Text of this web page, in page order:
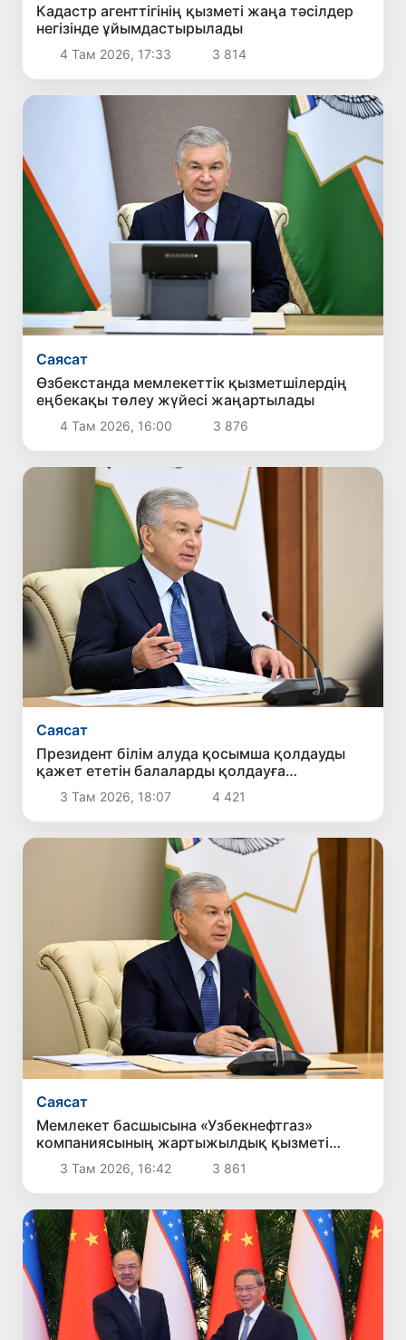
Кадастр агенттігінің қызметі жаңа тәсілдер
негізінде ұйымдастырылады
4 Там 2026, 17:33 3 814
Саясат
Өзбекстанда мемлекеттік қызметшілердің
еңбекақы төлеу жүйесі жаңартылады
4 Там 2026, 16:00 3 876
Саясат
Президент білім алуда қосымша қолдауды
қажет ететін балаларды қолдауға
бағытталған ұсыныстармен танысты
3 Там 2026, 18:07 4 421
Саясат
Мемлекет басшысына «Узбекнефтгаз»
компаниясының жартыжылдық қызметі
туралы есеп берілді
3 Там 2026, 16:42 3 861